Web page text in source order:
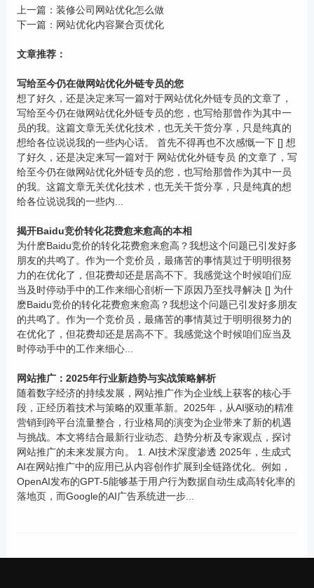
上一篇： 装修公司网站优化怎么做
下一篇： 网站优化内容聚合页优化
文章推荐：
写给至今仍在做网站优化外链专员的您
想了好久，还是决定来写一篇对于网站优化外链专员的文章了，
写给至今仍在做网站优化外链专员的您，也写给那曾作为其中一
员的我。这篇文章无关优化技术，也无关干货分享，只是纯真的
想给各位说说我的一些内心话。 首先不得再也不次感慨一下 [] 想
了好久，还是决定来写一篇对于 网站优化外链专员 的文章了，写
给至今仍在做网站优化外链专员的您，也写给那曾作为其中一员
的我。这篇文章无关优化技术，也无关干货分享，只是纯真的想
给各位说说我的一些内...
揭开Baidu竞价转化花费愈来愈高的本相
为什麽Baidu竞价的转化花费愈来愈高？我想这个问题已引发好多
朋友的共鸣了。作为一个竞价员，最痛苦的事情莫过于明明很努
力的在优化了，但花费却还是居高不下。我感觉这个时候咱们应
当及时停动手中的工作来细心剖析一下原因乃至找寻解决 [] 为什
麽Baidu竞价的转化花费愈来愈高？我想这个问题已引发好多朋友
的共鸣了。作为一个竞价员，最痛苦的事情莫过于明明很努力的
在优化了，但花费却还是居高不下。我感觉这个时候咱们应当及
时停动手中的工作来细心...
网站推广：2025年行业新趋势与实战策略解析
随着数字经济的持续发展，网站推广作为企业线上获客的核心手
段，正经历着技术与策略的双重革新。2025年，从AI驱动的精准
营销到跨平台流量整合，行业格局的演变为企业带来了新的机遇
与挑战。本文将结合最新行业动态、趋势分析及专家观点，探讨
网站推广的未来发展方向。 1. AI技术深度渗透 2025年，生成式
AI在网站推广中的应用已从内容创作扩展到全链路优化。例如，
OpenAI发布的GPT-5能够基于用户行为数据自动生成高转化率的
落地页，而Google的AI广告系统进一步...